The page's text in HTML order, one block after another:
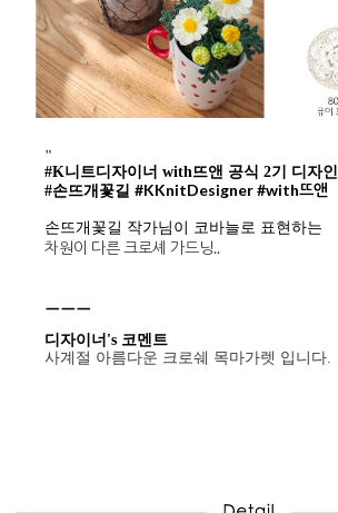
"
#K니트디자이너 with뜨앤 공식 2기 디자인
#손뜨개꽃길 #KKnitDesigner#with뜨앤
손뜨개꽃길 작가님이 코바늘로 표현하는
차원이 다른 크로셰 가드닝..
ㅡㅡㅡ
디자이너's 코멘트
사계절 아름다운 크로쉐 목마가렛 입니다.